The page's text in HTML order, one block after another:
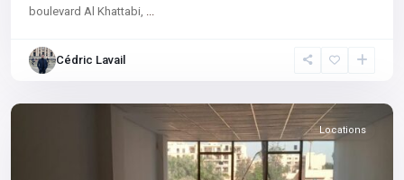
boulevard Al Khattabi, ...
Cédric Lavail
Gueliz
Hivernage
Locations